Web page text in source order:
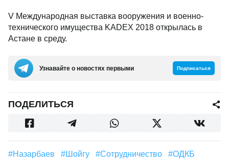
V Международная выставка вооружения и военно-
технического имущества KADEX 2018 открылась в
Астане в среду.
Узнавайте о новостях первыми Подписаться
ПОДЕЛИТЬСЯ
#Назарбаев #Шойгу #Сотрудничество #ОДКБ